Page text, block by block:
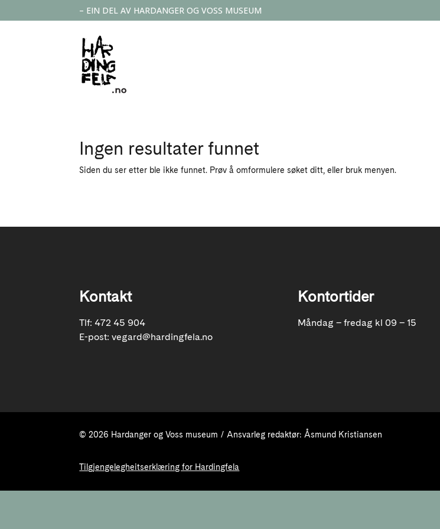
– EIN DEL AV HARDANGER OG VOSS MUSEUM
Ingen resultater funnet
Siden du ser etter ble ikke funnet. Prøv å omformulere søket ditt, eller bruk menyen.
Kontakt
Tlf: 472 45 904
E-post:vegard@hardingfela.no
Kontortider
Måndag – fredag kl 09 – 15
© 2026 Hardanger og Voss museum / Ansvarleg redaktør: Åsmund Kristiansen
Tilgjengelegheitserklæring for Hardingfela